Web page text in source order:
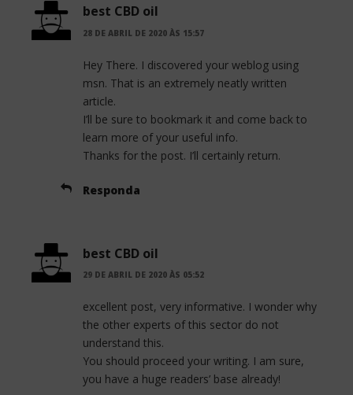
best CBD oil
28 DE ABRIL DE 2020 ÀS 15:57
Hey There. I discovered your weblog using
msn. That is an extremely neatly written
article.
I’ll be sure to bookmark it and come back to
learn more of your useful info.
Thanks for the post. I’ll certainly return.
Responda
best CBD oil
29 DE ABRIL DE 2020 ÀS 05:52
excellent post, very informative. I wonder why
the other experts of this sector do not
understand this.
You should proceed your writing. I am sure,
you have a huge readers’ base already!